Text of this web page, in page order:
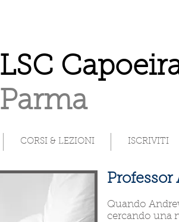
LSC
Parma
CORSI & LEZIONI ISCRIVITI
Professor
Quando
cercando una